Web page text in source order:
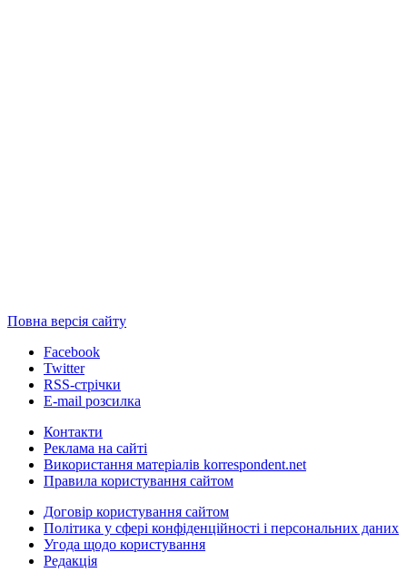
Повна версія сайту
Facebook
Twitter
RSS-стрічки
E-mail розсилка
Контакти
Реклама на сайті
Використання матеріалів korrespondent.net
Правила користування сайтом
Договір користування сайтом
Політика у сфері конфіденційності і персональних даних
Угода щодо користування
Редакція